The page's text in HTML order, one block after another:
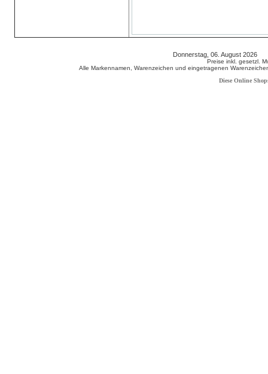
Donnerstag, 06. August
Preise inkl. gesetzl.
Alle Markennamen, Warenzeichen und eingetragenen
Diese Online